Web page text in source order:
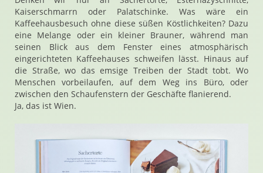
Kaiserschmarrn oder Palatschinke. Was wäre ein
Kaffeehausbesuch ohne diese süßen Köstlichkeiten? Dazu
eine Melange oder ein kleiner Brauner, während man
seinen Blick aus dem Fenster eines atmosphärisch
eingerichteten Kaffeehauses schweifen lässt. Hinaus auf
die Straße, wo das emsige Treiben der Stadt tobt. Wo
Menschen vorbeilaufen, auf dem Weg ins Büro, oder
zwischen den Schaufenstern der Geschäfte flanierend.
Ja, das ist Wien.